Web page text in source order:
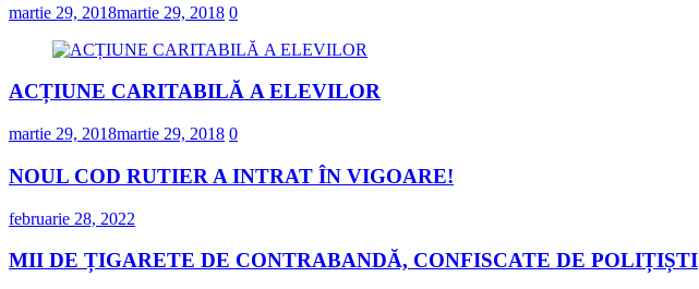
martie 29, 2018martie 29, 2018 0
ACȚIUNE CARITABILĂ A ELEVILOR
martie 29, 2018martie 29, 2018 0
NOUL COD RUTIER A INTRAT ÎN VIGOARE!
februarie 28, 2022
MII DE ȚIGARETE DE CONTRABANDĂ, CONFISCATE DE POLIȚIȘTI